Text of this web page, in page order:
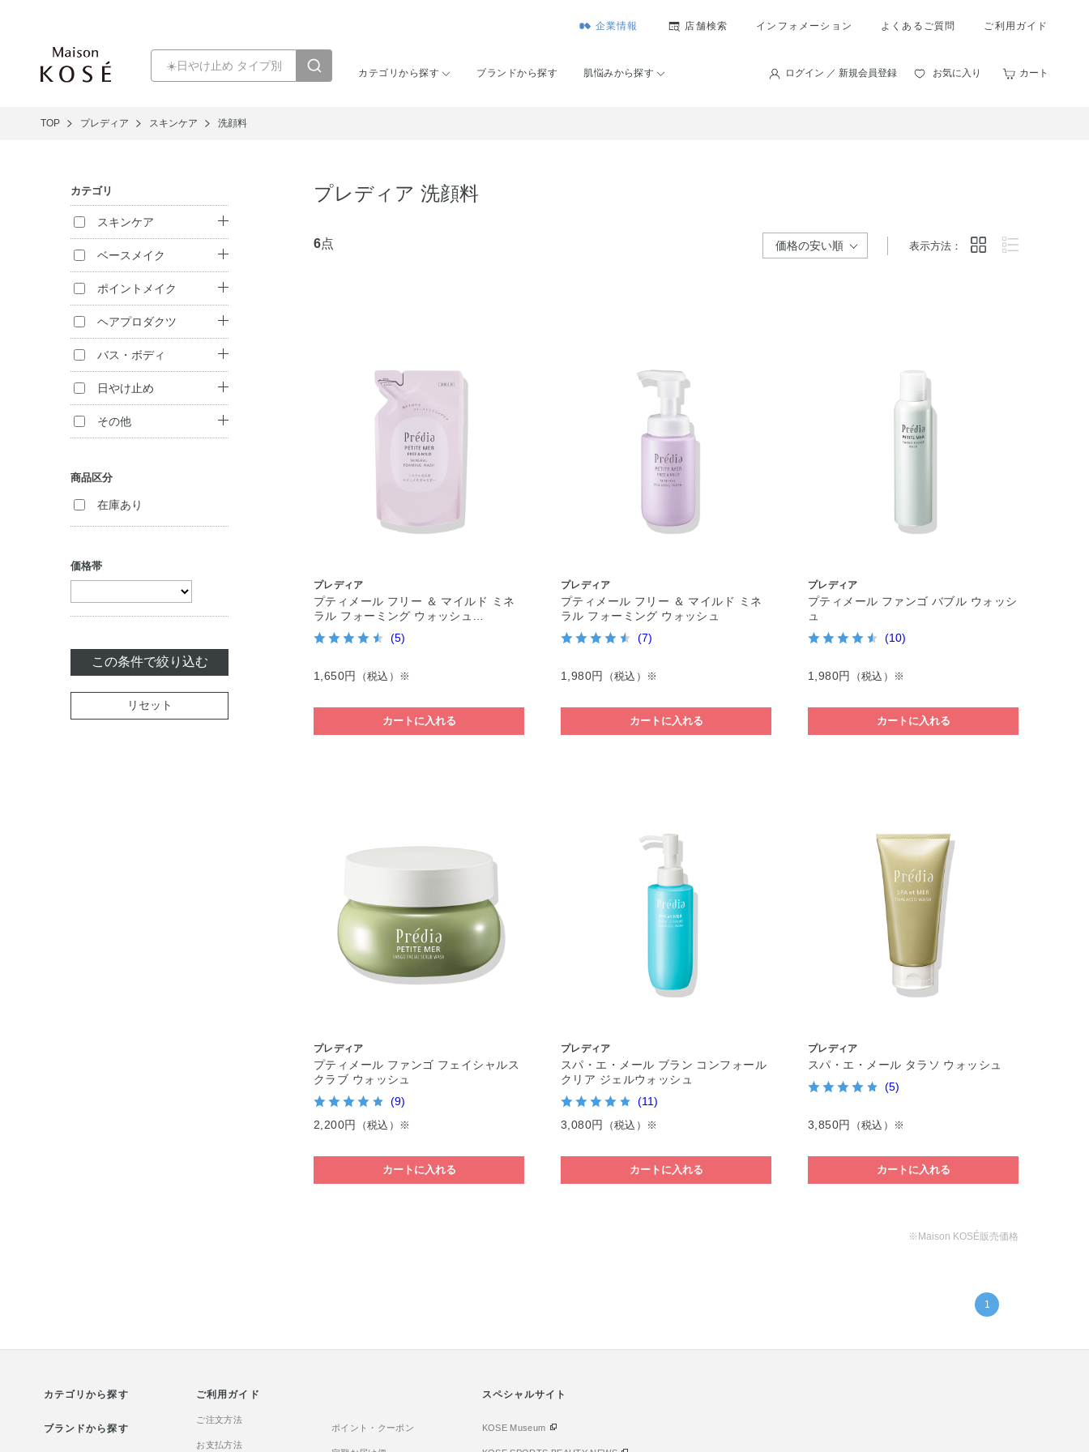
企業情報 店舗検索 インフォメーション よくあるご質問 ご利用ガイド
カテゴリから探す ブランドから探す 肌悩みから探す ログイン ／ 新規会員登録 お気に入り カート
TOP プレディア スキンケア 洗顔料
プレディア 洗顔料
カテゴリ
スキンケア
クレンジング
洗顔料
化粧水
乳液
クリーム
ジェル・美容液
リップケア
ベースメイク
ファンデーション
化粧下地
フェイスパウダー
コンシーラー
ポイントメイク
口紅・リキッドル
ージュ
アイシャドウ
アイブロウ
ネイルカラー
ヘアプロダクツ
シャンプー
トリートメント
（インバス）
ヘアカラー
バス・ボディ
ボディ洗浄料
ハンドケア
セット商品
日やけ止め
日やけ止め
その他
商品区分
在庫あり
価格帯
この条件で絞り込む
リセット
6点 表示方法：
プレディア
プティメール フリー ＆ マイルド ミネ
ラル フォーミング ウォッシュ…
(5)
1,650円 （税込）※
カートに入れる
プレディア
プティメール フリー ＆ マイルド ミネ
ラル フォーミング ウォッシュ
(7)
1,980円 （税込）※
カートに入れる
プレディア
プティメール ファンゴ バブル ウォッシ
ュ
(10)
1,980円 （税込）※
カートに入れる
プレディア
プティメール ファンゴ フェイシャルス
クラブ ウォッシュ
(9)
2,200円
（税込）※
カートに入れる
プレディア
スパ・エ・メール ブラン コンフォール
クリア ジェルウォッシュ
(11)
3,080円
（税込）※
カートに入れる
プレディア
スパ・エ・メール タラソ ウォッシュ
(5)
3,850円 （税込）※
カートに入れる
※Maison KOSÉ販売価格
1
カテゴリから探す
ブランドから探す
ご利用ガイド
ご注文方法
お支払方法
ポイント・クーポン
スペシャルサイト
KOSE Museum